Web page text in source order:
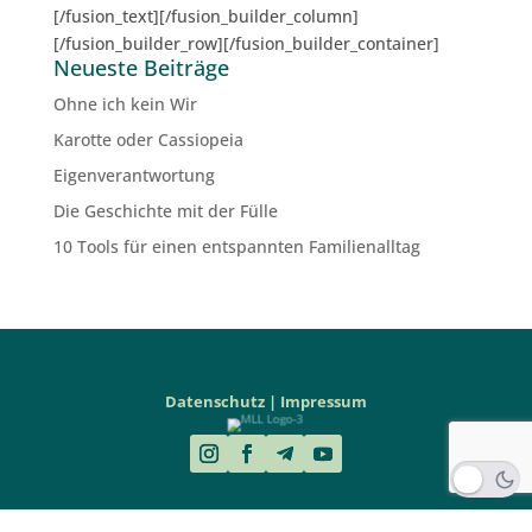
[/fusion_text][/fusion_builder_column]
[/fusion_builder_row][/fusion_builder_container]
Neueste Beiträge
Ohne ich kein Wir
Karotte oder Cassiopeia
Eigenverantwortung
Die Geschichte mit der Fülle
10 Tools für einen entspannten Familienalltag
Datenschutz | Impressum